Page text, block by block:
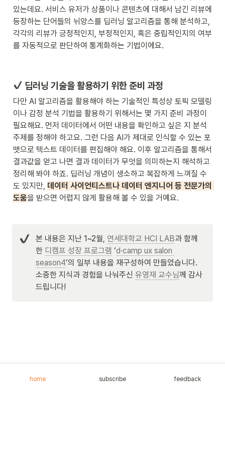
있는데요. 서비스 유저가 상품이나 콘텐츠에 대해서 남긴 리뷰에
등장하는 단어들의 뉘앙스를 딥러닝 알고리즘을 통해 분석하고,
각각의 리뷰가 긍정적인지, 부정적인지, 혹은 중립적인지의 여부
를 자동적으로 판단하여 통계화하는 기법이에요.
딥러닝 기술을 활용하기 위한 준비 과정
다만 AI 알고리즘을 활용해야 하는 기술적인 특성상 토픽 모델링
이나 감정 분석 기법을 활용하기 위해서는 몇 가지 준비 과정이
필요해요. 먼저 데이터에서 어떤 내용을 확인하고 싶은 지 분석
주제를 정해야 하고요. 그런 다음 AI가 제대로 인식할 수 있는 포
맷으로 텍스트 데이터를 편집해야 해요. 이후 알고리즘을 통해서
결과값을 얻고 나면 결과 데이터가 무엇을 의미하는지 해석하고
정리해 봐야 하죠. 딥러닝 개념이 생소하고 복잡하게 느껴질 수
도 있지만, 데이터 사이언티스트나 데이터 엔지니어 등 전문가의
도움을 받으면 어렵지 않게 활용해 볼 수 있을 거예요.
본 내용은 지난 1~2월, 연세대학교 HCI LAB과 함께
한 디캠프 성장 프로그램 ‘d·camp ux salon
season4’의 일부 내용을 재구성하여 만들었습니다.
소중한 지식과 경험을 나눠주신 유영재 교수님께 감사
드립니다!
home subscribe feedback